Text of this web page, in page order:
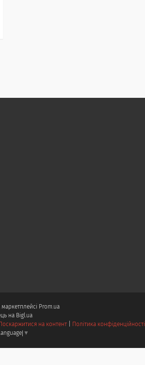
Prom.ua
на Bigl.ua
Поскаржитися на контент
Політика конфіденційності
▼